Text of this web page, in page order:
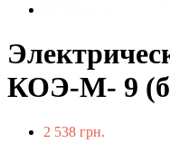
КОЭ-М- 9
2 538 грн.